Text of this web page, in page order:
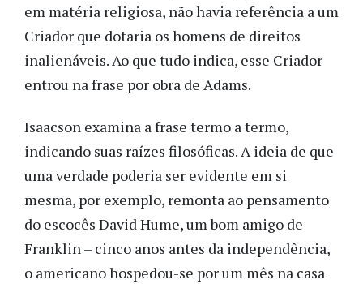
em matéria religiosa, não havia referência a um
Criador que dotaria os homens de direitos
inalienáveis. Ao que tudo indica, esse Criador
entrou na frase por obra de Adams.
Isaacson examina a frase termo a termo,
indicando suas raízes filosóficas. A ideia de que
uma verdade poderia ser evidente em si
mesma, por exemplo, remonta ao pensamento
do escocês David Hume, um bom amigo de
Franklin – cinco anos antes da independência,
o americano hospedou-se por um mês na casa